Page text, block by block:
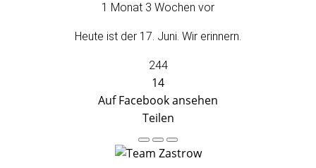
1 Monat 3 Wochen vor
Heute ist der 17. Juni. Wir erinnern.
244
14
Auf Facebook ansehen
Teilen